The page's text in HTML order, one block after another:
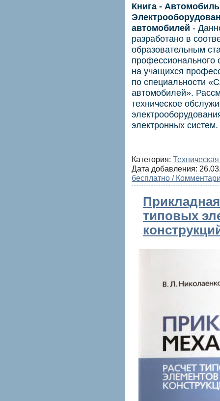
Книга -
автомобилей -
разработано в
образовательным
профессионального
на учащихся
по специальности
автомобилей».
техническое
электронных систем.
Категория:
Дата добавления:
бесплатно /
типовых